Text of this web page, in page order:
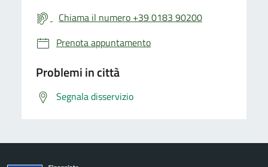
Chiama il numero +39 0183 90200
Prenota appuntamento
Problemi in città
Segnala disservizio